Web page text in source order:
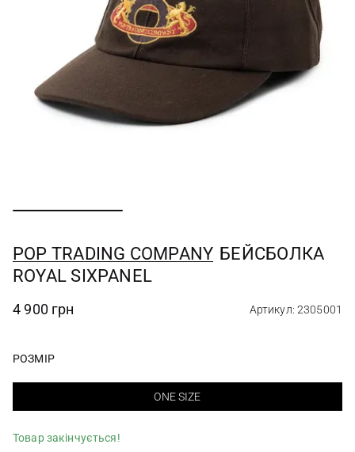
POP TRADING COMPANY БЕЙСБОЛКА
ROYAL SIXPANEL
4 900 грн Артикул: 2305001
РОЗМІР
ONE SIZE
Товар закінчується!